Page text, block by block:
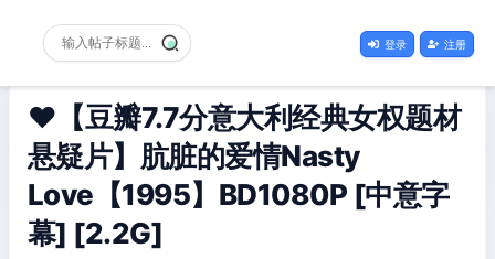
登录 注册
❤️【豆瓣7.7分意大利经典女权题材
悬疑片】肮脏的爱情Nasty
Love【1995】BD1080P [中意字
幕] [2.2G]